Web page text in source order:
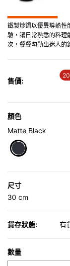
鐵製炒鍋以優異導熱性
驗，讓日常熟悉的料理
次，餐餐勾勒出迷人的
售價:
顏色
Matte Black
尺寸
30 cm
貨存狀態: 有
數量